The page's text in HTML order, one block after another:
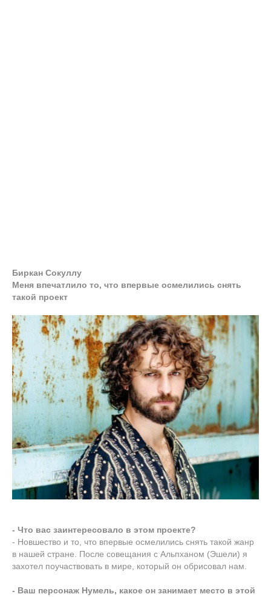
Биркан Сокуллу
Меня впечатлило то, что впервые осмелились снять
такой проект
- Что вас заинтересовало в этом проекте?
- Новшество и то, что впервые осмелились снять такой жанр
в нашей стране. После совещания с Альпханом (Эшели) я
захотел поучаствовать в мире, который он обрисовал нам.
- Ваш персонаж Нумель, какое он занимает место в этой